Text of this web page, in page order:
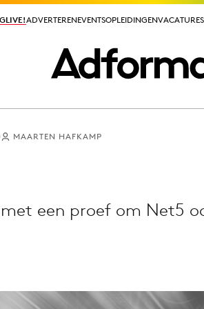
ADVERTERENEVENTSOPLEIDINGENVACATURES
ADVERTERENEVENTSOPLEIDINGENVACATURES
PR
MAARTEN HAFKAMP
een proef om Net5